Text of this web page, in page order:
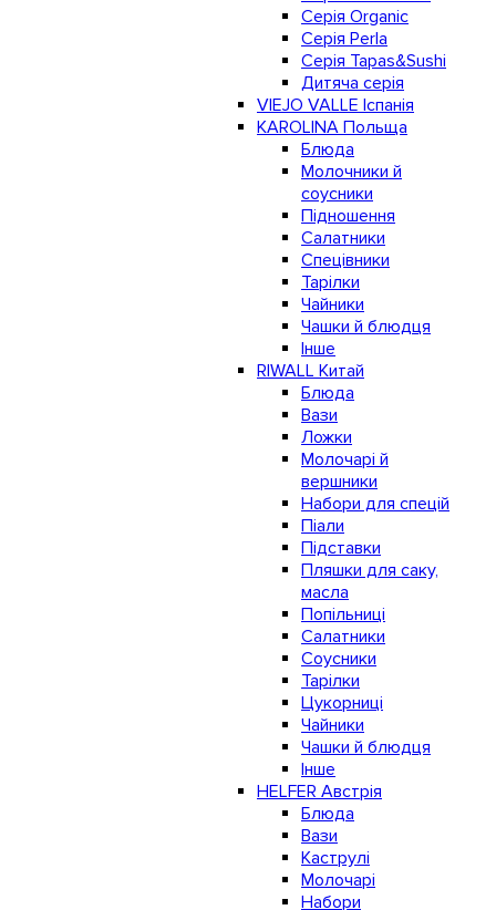
Серія Organic
Серія Perla
Серія Tapas&Sushi
Дитяча серія
VIEJO VALLE Іспанія
KAROLINA Польща
Блюда
Молочники й
соусники
Підношення
Салатники
Спецівники
Тарілки
Чайники
Чашки й блюдця
Інше
RIWALL Китай
Блюда
Вази
Ложки
Молочарі й
вершники
Набори для спецій
Піали
Підставки
Пляшки для саку,
масла
Попільниці
Салатники
Соусники
Тарілки
Цукорниці
Чайники
Чашки й блюдця
Інше
HELFER Австрія
Блюда
Вази
Каструлі
Молочарі
Набори